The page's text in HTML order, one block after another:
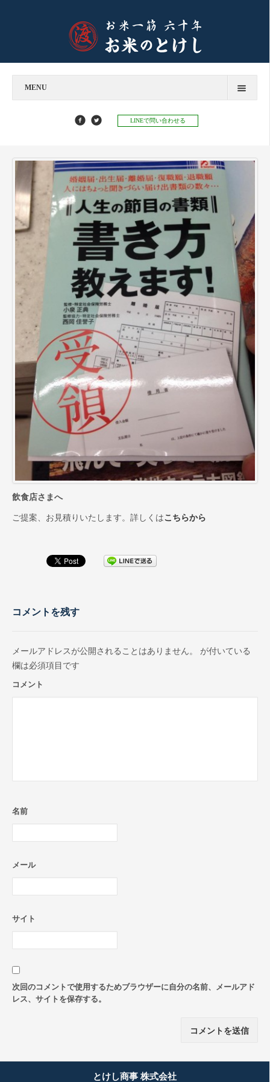
MENU
飲食店様へ
お餅のとけし
お知らせ
お知らせ
お米マイスターコラム
お取引先インタビュー
CM（TV・ラジオ）
会社情報
代表あいさつ
会社概要
会社沿革
スーパー・小売店様へ
一般のお客様へ
採用情報
お問合せ
プライバシーポリシー
LINEで問い合わせる
飲食店さまへ
ご提案、お見積りいたします。詳しくはこちらから
コメントを残す
メールアドレスが公開されることはありません。
が付いている
欄は必須項目です
コメント
名前
メール
サイト
次回のコメントで使用するためブラウザーに自分の名前、メールアド
レス、サイトを保存する。
とけし商事 株式会社